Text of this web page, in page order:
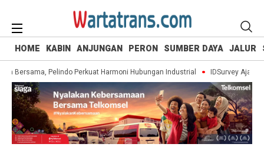
HOME KABIN ANJUNGAN PERON SUMBER DAYA JALUR
Pelindo Perkuat Harmoni Hubungan Industrial IDSurvey Ajak